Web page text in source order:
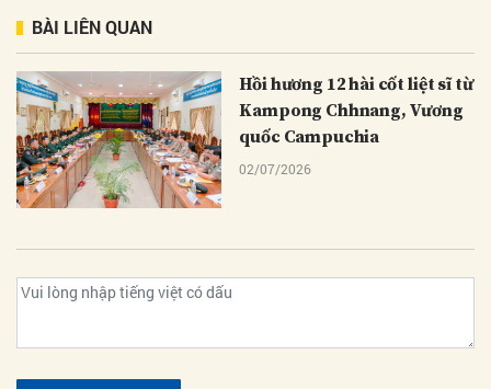
BÀI LIÊN QUAN
Hồi hương 12 hài cốt liệt sĩ từ
Kampong Chhnang, Vương
quốc Campuchia
02/07/2026